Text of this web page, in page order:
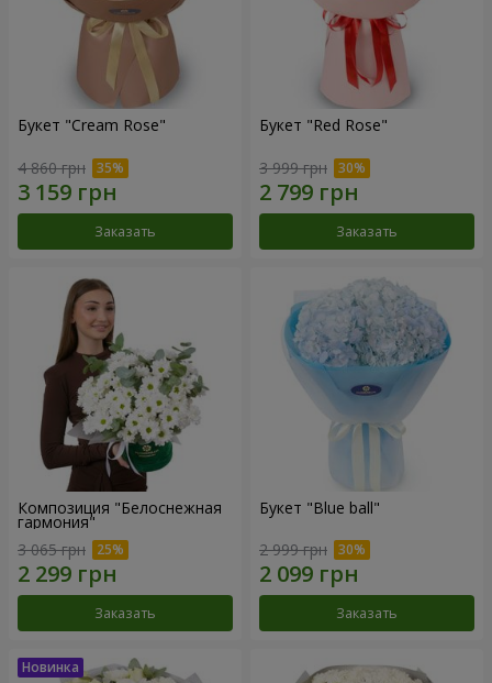
Букет "Cream Rose"
4 860 грн
Заказать
Букет "Red Rose"
3 999 грн
Заказать
Композиция "Белоснежная
гармония"
3 065 грн
Заказать
Букет "Blue ball"
2 999 грн
Заказать